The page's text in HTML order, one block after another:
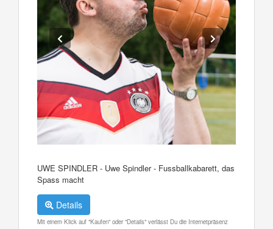
UWE SPINDLER - Uwe Spindler - Fussballkabarett, das
Spass macht
Details
Mit einem Klick auf "Kaufen" oder "Details" verlässt Du die Internetpräsenz